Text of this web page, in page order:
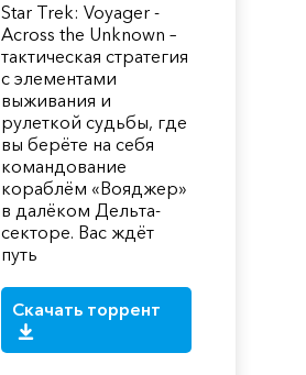
Star Trek: Voyager -
Across the Unknown –
тактическая стратегия
с элементами
выживания и
рулеткой судьбы, где
вы берёте на себя
командование
кораблём «Вояджер»
в далёком Дельта-
секторе. Вас ждёт
путь
Скачать торрент